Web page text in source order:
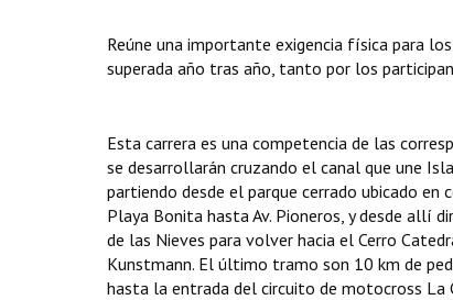
Reúne una importante exigencia física para
superada año tras año, tanto por los
Esta carrera es una competencia de las
se desarrollarán cruzando el canal que une
partiendo desde el parque cerrado ubicado
Playa Bonita hasta Av. Pioneros, y desde allí
de las Nieves para volver hacia el Cerro
Kunstmann. El último tramo son 10 km de
hasta la entrada del circuito de motocross La